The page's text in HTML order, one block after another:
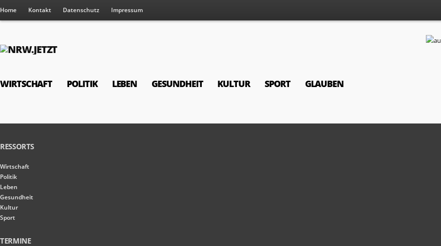
Home Kontakt Datenschutz Impressum
WIRTSCHAFT POLITIK LEBEN GESUNDHEIT KULTUR SPORT GLAUBEN
RESSORTS
Wirtschaft
Politik
Leben
Gesundheit
Kultur
Sport
TERMINE